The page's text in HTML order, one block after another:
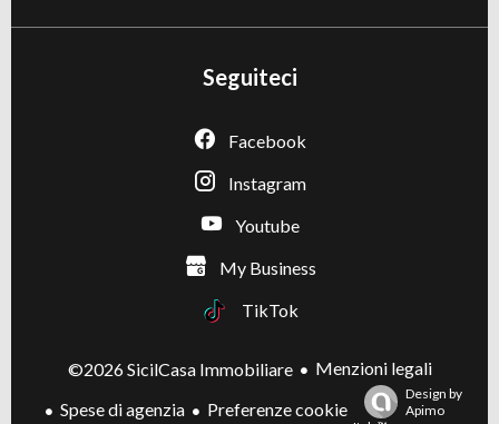
Seguiteci
Facebook
Instagram
Youtube
My Business
TikTok
©2026 SicilCasa Immobiliare
Menzioni legali
Spese di agenzia
Preferenze cookie
Design by
Apimo